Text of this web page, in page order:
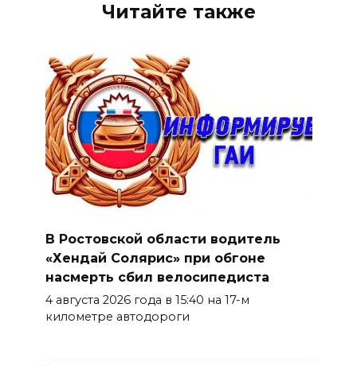
Читайте также
В Ростовской области водитель
«Хендай Солярис» при обгоне
насмерть сбил велосипедиста
4 августа 2026 года в 15:40 на 17-м
километре автодороги